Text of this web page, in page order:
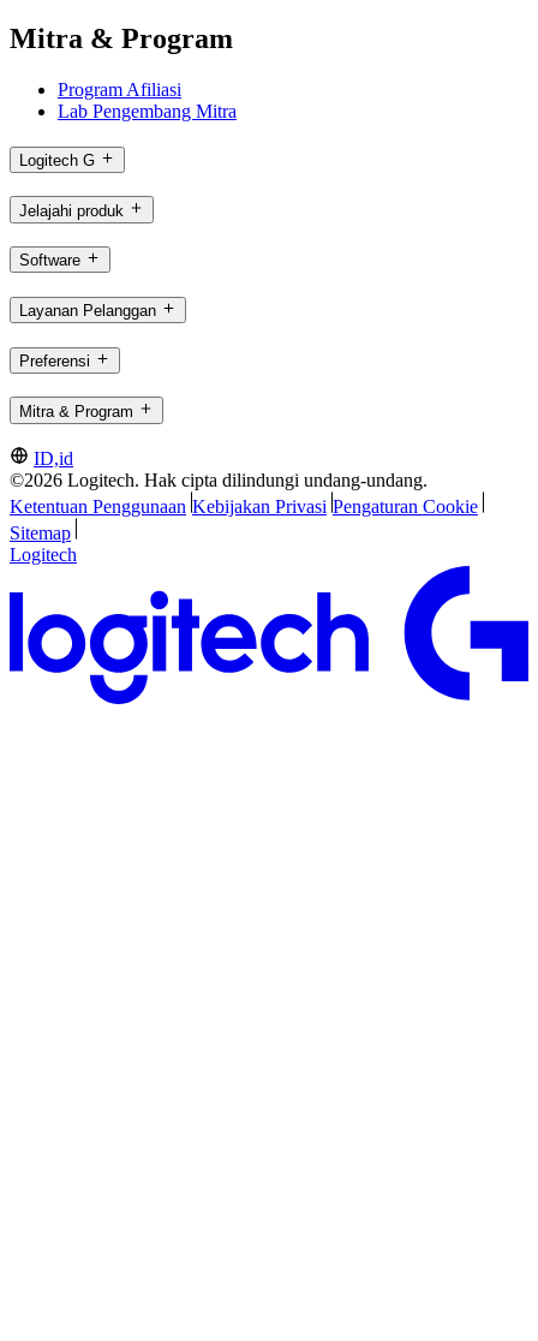
Mitra & Program
Program Afiliasi
Lab Pengembang Mitra
Logitech G
Jelajahi produk
Software
Layanan Pelanggan
Preferensi
Mitra & Program
ID,id
©2026 Logitech. Hak cipta dilindungi undang-undang.
Ketentuan Penggunaan Kebijakan Privasi Pengaturan Cookie
Sitemap
Logitech